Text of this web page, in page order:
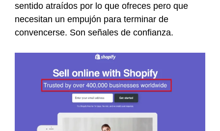
sentido atraídos por lo que ofreces pero que
necesitan un empujón para terminar de
convencerse. Son señales de confianza.